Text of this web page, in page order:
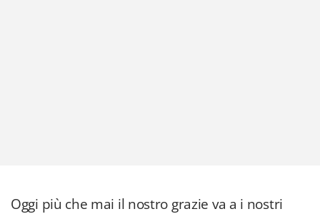
Oggi più che mai il nostro grazie va a i nostri